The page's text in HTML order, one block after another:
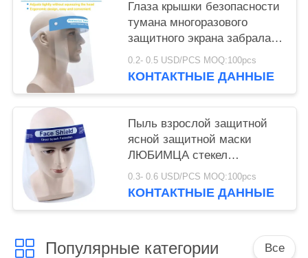
Глаза крышки безопасности
тумана многоразового
защитного экрана забрала
медицинского анфас анти-
0.2- 0.5 USD/PCS MOQ:100pcs
КОНТАКТНЫЕ ДАННЫЕ
Пыль взрослой защитной
ясной защитной маски
ЛЮБИМЦА стекел
пластиковой медицинской
анти-
0.3- 0.6 USD/PCS MOQ:100pcs
КОНТАКТНЫЕ ДАННЫЕ
Популярные категории Все